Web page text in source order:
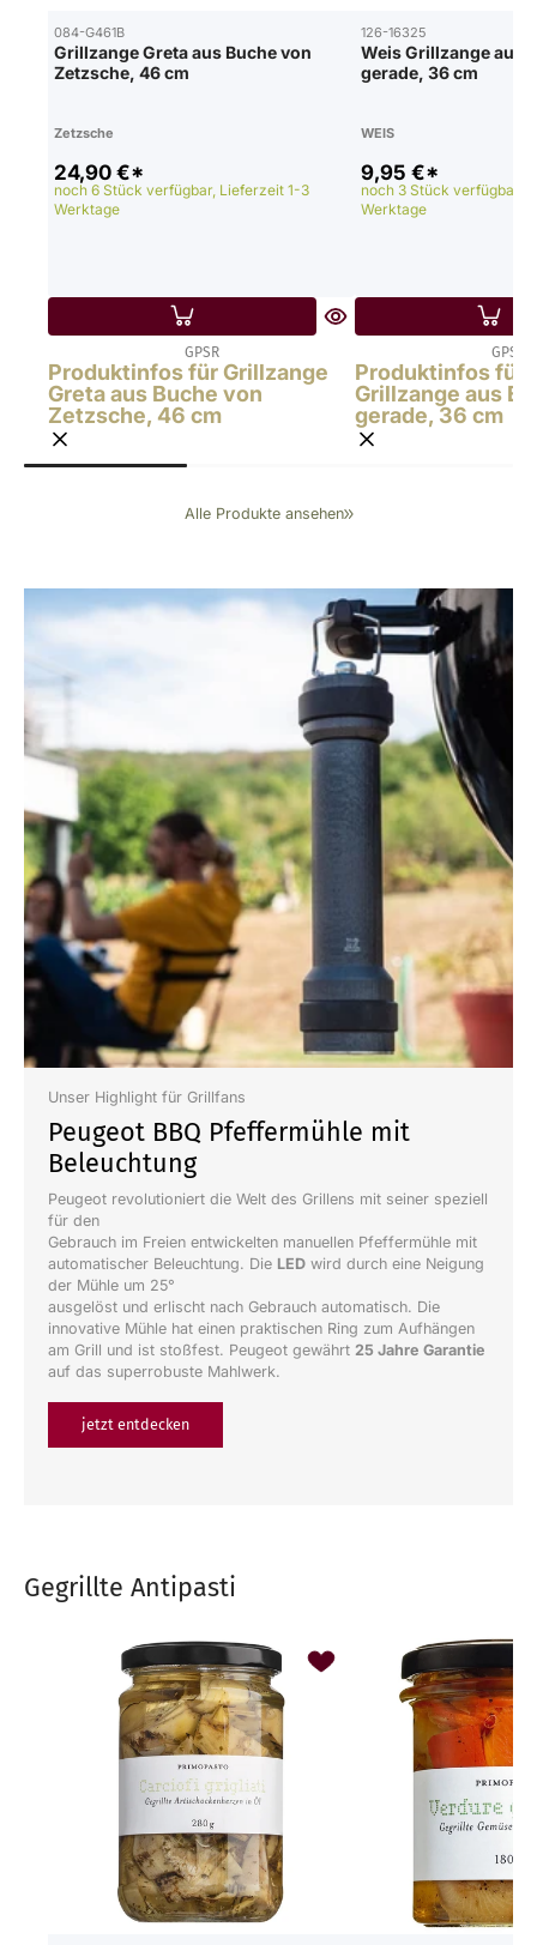
084-G461B
Grillzange Greta aus Buche von
Zetzsche, 46 cm
Zetzsche
24,90 €*
noch 6 Stück verfügbar, Lieferzeit 1-3
Werktage
GPSR
Produktinfos für Grillzange
Greta aus Buche von
Zetzsche, 46 cm
126-16325
Weis Grillzange aus
gerade, 36 cm
WEIS
9,95 €*
noch 3 Stück verfügbar,
Werktage
GPSR
Produktinfos für
Grillzange aus
gerade, 36 cm
Alle Produkte ansehen
Unser Highlight für Grillfans
Peugeot BBQ Pfeffermühle mit
Beleuchtung
Peugeot revolutioniert die Welt des Grillens mit seiner speziell
für den
Gebrauch im Freien entwickelten manuellen Pfeffermühle mit
automatischer Beleuchtung. Die LED wird durch eine Neigung
der Mühle um 25°
ausgelöst und erlischt nach Gebrauch automatisch. Die
innovative Mühle hat einen praktischen Ring zum Aufhängen
am Grill und ist stoßfest. Peugeot gewährt 25 Jahre Garantie
auf das superrobuste Mahlwerk.
jetzt entdecken
Gegrillte Antipasti